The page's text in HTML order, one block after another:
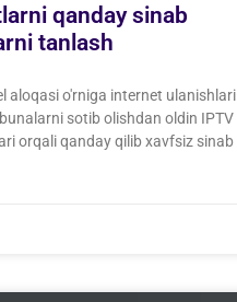
qanday sinab
tanlash
aloqasi o'rniga internet ulanishlari
sotib olishdan oldin IPTV
orqali qanday qilib xavfsiz sinab